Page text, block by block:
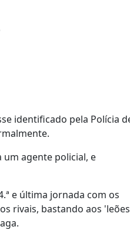
identificado pela Polícia
agente policial, e
e última jornada com os
rivais, bastando aos